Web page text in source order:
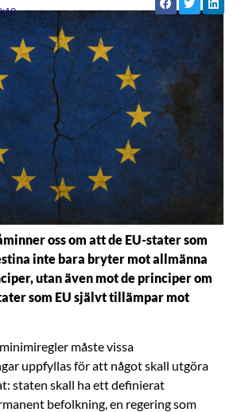
oss om att de EU-stater som
inte bara bryter mot allmänna
utan även mot de principer om
som EU självt tillämpar mot
måste vissa
uppfyllas för att något skall utgöra
staten skall ha ett definierat
befolkning, en regering som